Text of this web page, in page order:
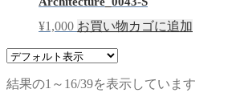
¥1,000 お買い物カゴに追加
結果の1～16/39を表示しています